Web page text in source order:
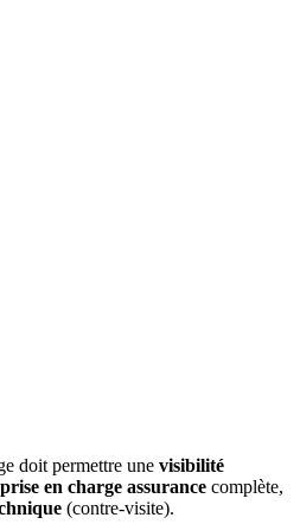
doit permettre une visibilité
prise en charge assurance complète,
(contre-visite).